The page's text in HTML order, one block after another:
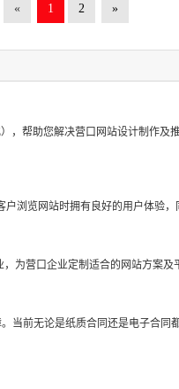
« 1 2 »
帮助您解决营口网站设计制作
浏览网站时拥有良好的用户体验，
为营口企业定制适合的网站方案
当前无论是纸质合同还是电子合